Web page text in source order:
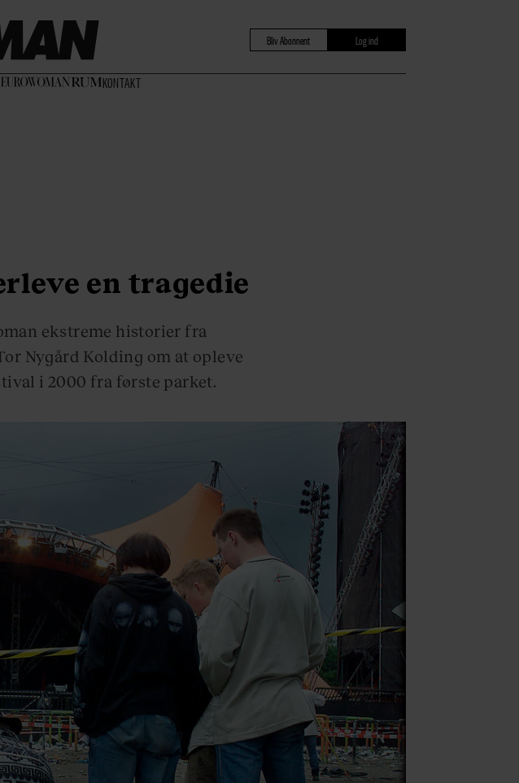
KONTAKT
Bliv Abonnent Log ind
en tragedie
ekstreme historier fra
Nygård Kolding om at opleve
i 2000 fra første parket.